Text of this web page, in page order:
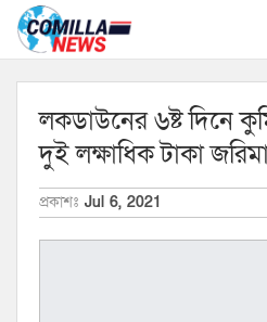
লকডাউনের ৬ষ্ট দিনে
দুই লক্ষাধিক টাকা
প্রকাশঃ Jul 6, 2021